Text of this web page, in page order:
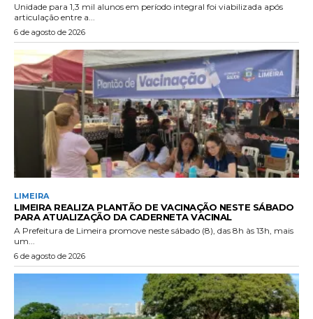
Unidade para 1,3 mil alunos em período integral foi viabilizada após
articulação entre a...
6 de agosto de 2026
LIMEIRA
LIMEIRA REALIZA PLANTÃO DE VACINAÇÃO NESTE SÁBADO
PARA ATUALIZAÇÃO DA CADERNETA VACINAL
A Prefeitura de Limeira promove neste sábado (8), das 8h às 13h, mais
um...
6 de agosto de 2026